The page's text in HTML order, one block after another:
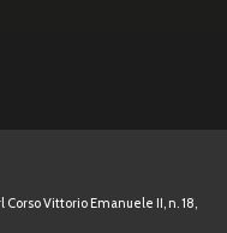
Vittorio Emanuele II, n. 18,